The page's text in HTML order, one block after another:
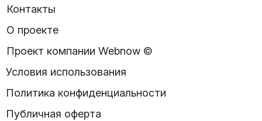
Контакты
О проекте
Проект компании Webnow ©
Условия использования
Политика конфиденциальности
Публичная оферта